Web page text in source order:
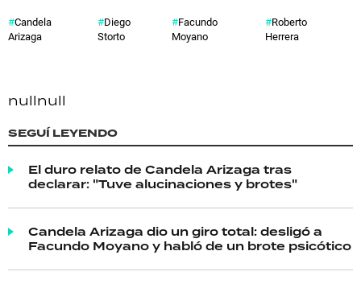
Candela
Arizaga
Diego
Storto
Facundo
Moyano
Roberto
Herrera
nullnull
SEGUÍ LEYENDO
El duro relato de Candela Arizaga tras
declarar: "Tuve alucinaciones y brotes"
Candela Arizaga dio un giro total: desligó a
Facundo Moyano y habló de un brote psicótico